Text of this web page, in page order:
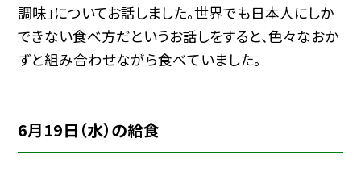
調味」についてお話しました。世界でも日本人にしか
できない食べ方だというお話しをすると、色々なおか
ずと組み合わせながら食べていました。
6月19日（水）の給食